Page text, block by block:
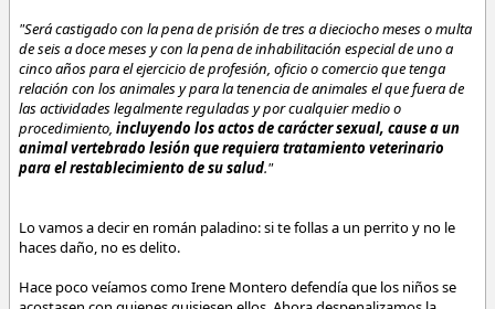
"Será castigado con la pena de prisión de tres a dieciocho meses o multa
de seis a doce meses y con la pena de inhabilitación especial de uno a
cinco años para el ejercicio de profesión, oficio o comercio que tenga
relación con los animales y para la tenencia de animales el que fuera de
las actividades legalmente reguladas y por cualquier medio o
procedimiento, incluyendo los actos de carácter sexual, cause a un
animal vertebrado lesión que requiera tratamiento veterinario
para el restablecimiento de su salud."
Lo vamos a decir en román paladino: si te follas a un perrito y no le
haces daño, no es delito.
Hace poco veíamos como Irene Montero defendía que los niños se